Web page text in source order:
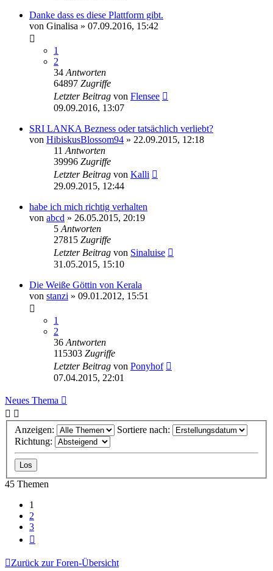
Danke dass es diese Plattform gibt.
von Ginalisa » 07.09.2016, 15:42
1
2
34 Antworten
64897 Zugriffe
Letzter Beitrag von Flensee
09.09.2016, 13:07
SRI LANKA Bezness oder tatsächlich verliebt?
von HibiskusBlossom94 » 22.09.2015, 12:18
11 Antworten
39996 Zugriffe
Letzter Beitrag von Kalli
29.09.2015, 12:44
habe ich mich richtig verhalten
von abcd » 26.05.2015, 20:19
5 Antworten
27815 Zugriffe
Letzter Beitrag von Sinaluise
31.05.2015, 15:10
Die Weiße Göttin von Kerala
von stanzi » 09.01.2012, 15:51
1
2
36 Antworten
115303 Zugriffe
Letzter Beitrag von Ponyhof
07.04.2015, 22:01
Neues Thema
Anzeigen:
Sortiere nach:
Richtung:
45 Themen
1
2
3
Zurück zur Foren-Übersicht